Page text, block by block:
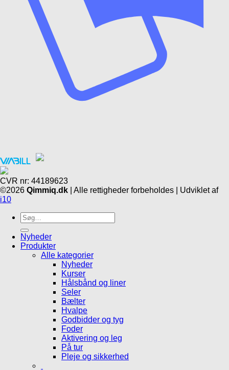
CVR nr: 44189623
©2026 Qimmiq.dk | Alle rettigheder forbeholdes | Udviklet af
i10
Søg
efter:
Nyheder
Produkter
Alle kategorier
Nyheder
Kurser
Hålsbånd og liner
Seler
Bælter
Hvalpe
Godbidder og tyg
Foder
Aktivering og leg
På tur
Pleje og sikkerhed